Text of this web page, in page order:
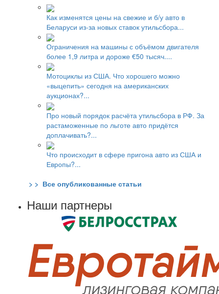
Как изменятся цены на свежие и б/у авто в
Беларуси из-за новых ставок утильсбора...
Ограничения на машины с объёмом двигателя
более 1,9 литра и дороже €50 тысяч....
Мотоциклы из США. Что хорошего можно
«выцепить» сегодня на американских
аукционах?...
Про новый порядок расчёта утильсбора в РФ. За
растаможенные по льготе авто придётся
доплачивать?...
Что происходит в сфере пригона авто из США и
Европы?...
> > Все опубликованные статьи
Наши партнеры